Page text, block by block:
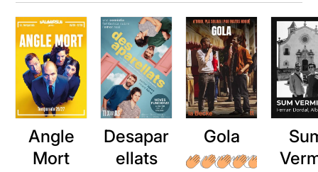
Angle
Mort
Desapar
ellats
Gola